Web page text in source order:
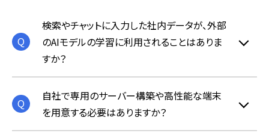
検索やチャットに入力した社内データが、外部
のAIモデルの学習に利用されることはありま
すか？
自社で専用のサーバー構築や高性能な端末
を用意する必要はありますか？